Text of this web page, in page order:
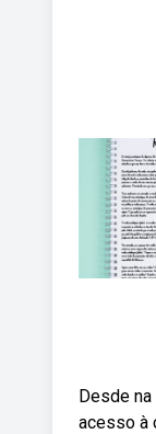
Desde
acesso à